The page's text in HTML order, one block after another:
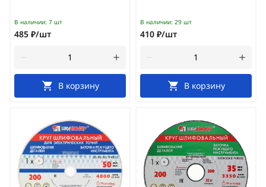
В наличии: 7 шт
485 ₽/шт
В корзину
В наличии: 29 шт
410 ₽/шт
В корзину